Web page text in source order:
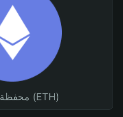
محفظة إيثيريوم (ETH)